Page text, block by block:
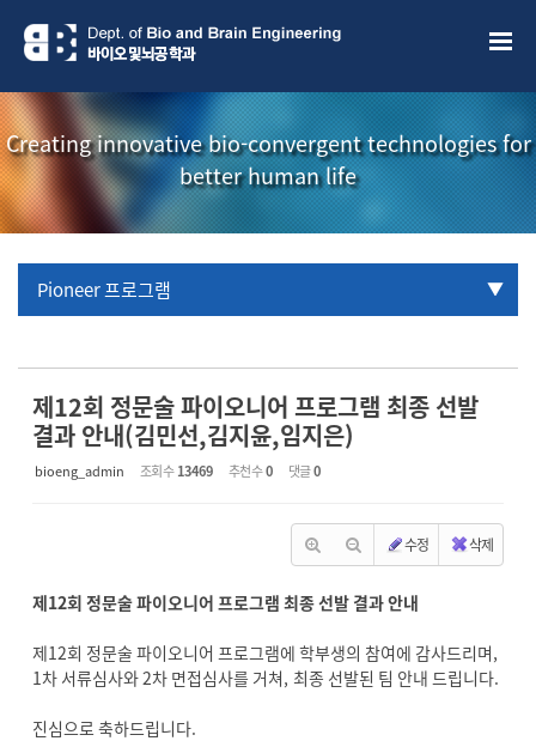
Creating innovative bio-convergent technologies for
better human life
Pioneer 프로그램
학부생 국제학술대회 참관프로그램
제12회 정문술 파이오니어 프로그램 최종 선발
결과 안내(김민선,김지윤,임지은)
bioeng_admin 조회 수13469 추천 수0 댓글0
수정 삭제
제12회 정문술 파이오니어 프로그램 최종 선발 결과 안내
제12회 정문술 파이오니어 프로그램에 학부생의 참여에 감사드리며,
1차 서류심사와 2차 면접심사를 거쳐, 최종 선발된 팀 안내 드립니다.
진심으로 축하드립니다.